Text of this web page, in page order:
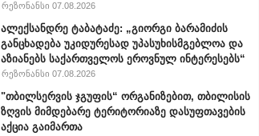
რეზონანსი 07.08.2026
ალექსანდრე ტაბატაძე: „გიორგი ბარამიძის
განცხადება უკიდურესად უპასუხისმგებლოა და
აზიანებს საქართველოს ეროვნულ ინტერესებს“
რეზონანსი 07.08.2026
"თბილსერვის ჯგუფის“ ორგანიზებით, თბილისის
ზღვის მიმდებარე ტერიტორიაზე დასუფთავების
აქცია გაიმართა